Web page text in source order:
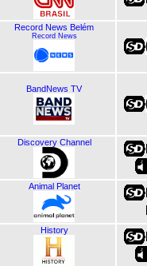
Record News Belém
Record News
BandNews TV
Discovery Channel
Animal Planet
History